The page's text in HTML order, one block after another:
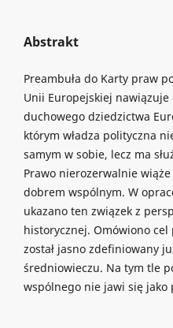
Abstrakt
Preambuła do Karty praw
Unii Europejskiej nawiązuje
duchowego dziedzictwa
którym władza polityczna
samym w sobie, lecz ma
Prawo nierozerwalnie
dobrem wspólnym. W
ukazano ten związek z
historycznej. Omówiono cel
został jasno zdefiniowany
średniowieczu. Na tym tle
wspólnego nie jawi się jako